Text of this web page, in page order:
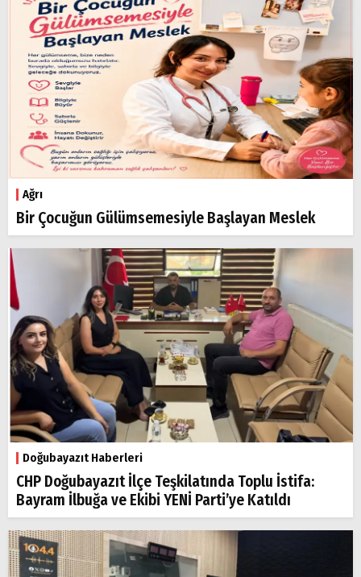
Ağrı
Bir Çocuğun Gülümsemesiyle Başlayan Meslek
Doğubayazıt Haberleri
CHP Doğubayazıt İlçe Teşkilatında Toplu İstifa:
Bayram İlbuğa ve Ekibi YENİ Parti’ye Katıldı